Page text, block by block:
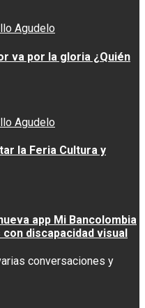
Agudelo
va por la gloria ¿Quién
Agudelo
la Feria Cultura y
app Mi Bancolombia
discapacidad visual
conversaciones y